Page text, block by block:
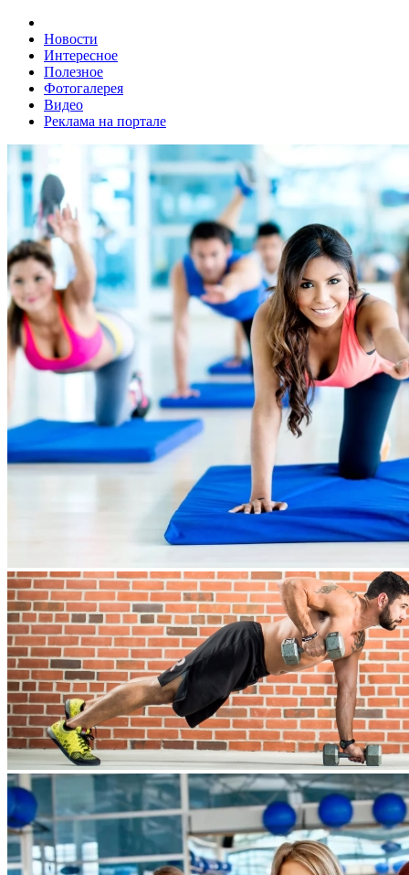
Новости
Интересное
Полезное
Фотогалерея
Видео
Реклама на портале